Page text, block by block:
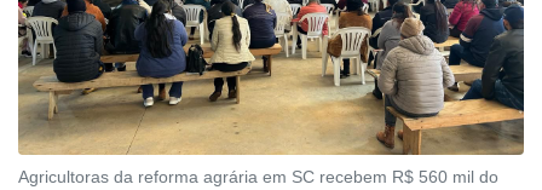
Agricultoras da reforma agrária em SC recebem R$ 560 mil do